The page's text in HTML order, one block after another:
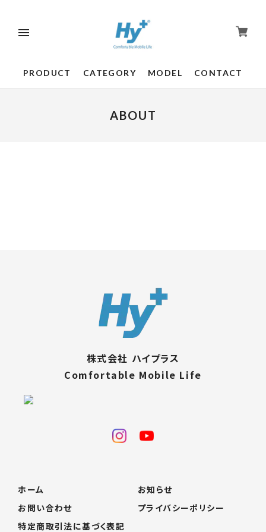
PRODUCT CATEGORY MODEL CONTACT
ABOUT
株式会社 ハイプラス
Comfortable Mobile Life
ホーム
お知らせ
お問い合わせ
プライバシーポリシー
特定商取引法に基づく表記